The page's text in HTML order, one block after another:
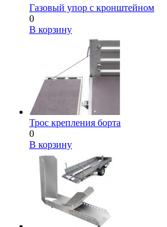
Газовый упор с кронштейном
0
В корзину
Трос крепления борта
0
В корзину